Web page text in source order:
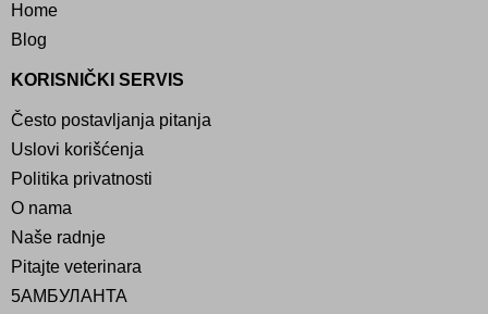
Home
Blog
KORISNIČKI SERVIS
Često postavljanja pitanja
Uslovi korišćenja
Politika privatnosti
O nama
Naše radnje
Pitajte veterinara
5АМБУЛАНТА